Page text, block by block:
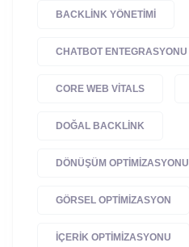
BACKLINK YÖNETIMI
CHATBOT ENTEGRASYONU
CORE WEB VITALS
DOĞAL BACKLINK
DÖNÜŞÜM OPTIMIZASYONU
GÖRSEL OPTIMIZASYON
IÇERIK OPTIMIZASYONU